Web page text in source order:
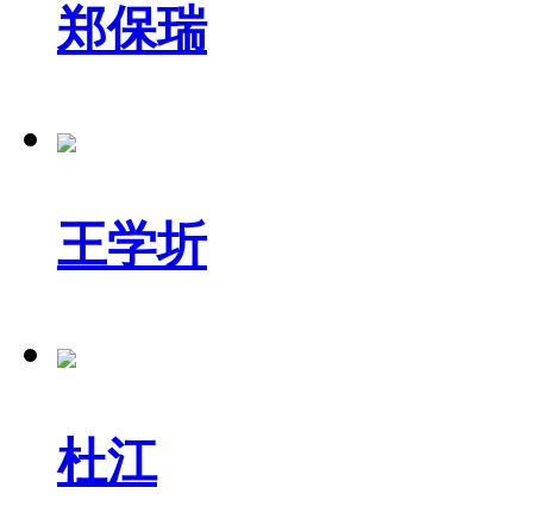
郑保瑞
王学圻
杜江